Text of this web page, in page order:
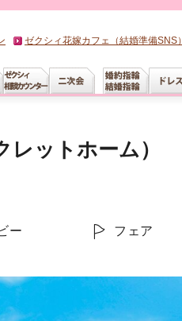
ゼクシィ花嫁カフェ（結婚準備SNS）
ットホーム）
ー フェア